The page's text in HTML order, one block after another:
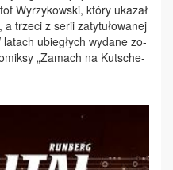
Wy­rzy­kow­ski, któ­ry uka­zał
trze­ci z se­rii za­ty­tu­ło­wa­nej
la­tach ubie­głych wy­da­ne zo­
„Za­mach na Kut­sche­